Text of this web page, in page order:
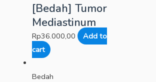
[Bedah] Tumor
Mediastinum
Rp36.000,00
Add to
cart
Bedah